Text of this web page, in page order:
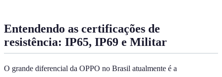
Entendendo as certificações de
resistência: IP65, IP69 e Militar
O grande diferencial da OPPO no Brasil atualmente é a